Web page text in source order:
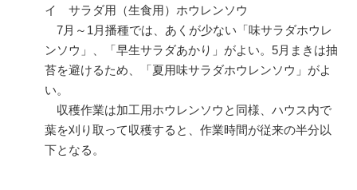
イ サラダ用（生食用）ホウレンソウ
7月～1月播種では、あくが少ない「味サラダホウレ
ンソウ」、「早生サラダあかり」がよい。5月まきは抽
苔を避けるため、「夏用味サラダホウレンソウ」がよ
い。
収穫作業は加工用ホウレンソウと同様、ハウス内で
葉を刈り取って収穫すると、作業時間が従来の半分以
下となる。